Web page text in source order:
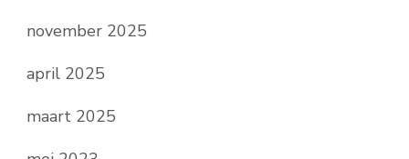
november 2025
april 2025
maart 2025